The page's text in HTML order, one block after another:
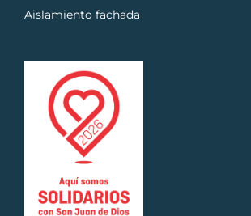
Aislamiento fachada